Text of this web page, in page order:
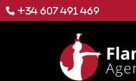
+34 607 491 469